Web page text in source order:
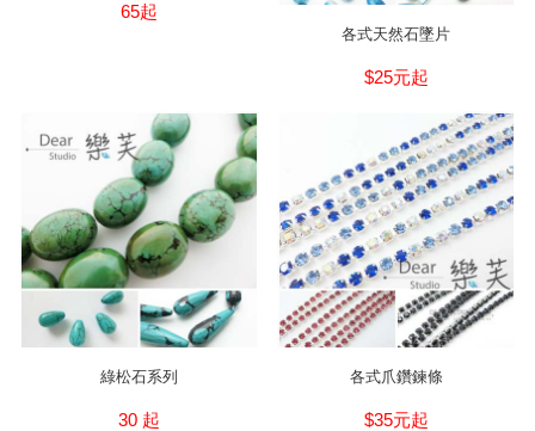
65起
各式天然石墜片
$25元起
綠松石系列
30 起
各式爪鑽鍊條
$35元起